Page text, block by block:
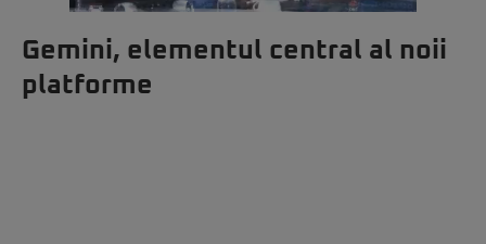
Gemini, elementul central al noii
platforme